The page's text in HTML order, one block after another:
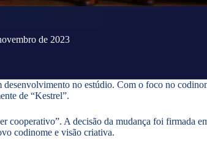
de 2023
desenvolvimento no estúdio. Com o foco no
de “Kestrel”.
A decisão da mudança foi firmada
codinome e visão criativa.